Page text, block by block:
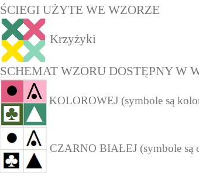
ŚCIEGI UŻYTE WE WZORZE
Krzyżyki
SCHEMAT WZORU DOSTĘPNY W
KOLOROWEJ (symbole są
CZARNO BIAŁEJ (symbole są